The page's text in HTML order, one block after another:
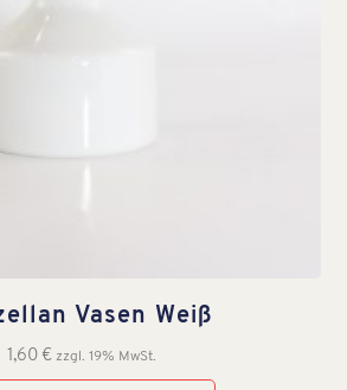
Vasen Weiß
1,60 € zzgl. 19% MwSt.